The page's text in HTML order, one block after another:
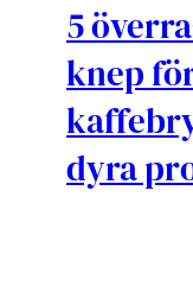
5
knep
dyra